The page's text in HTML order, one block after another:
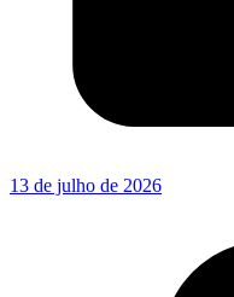
13 de julho de 2026